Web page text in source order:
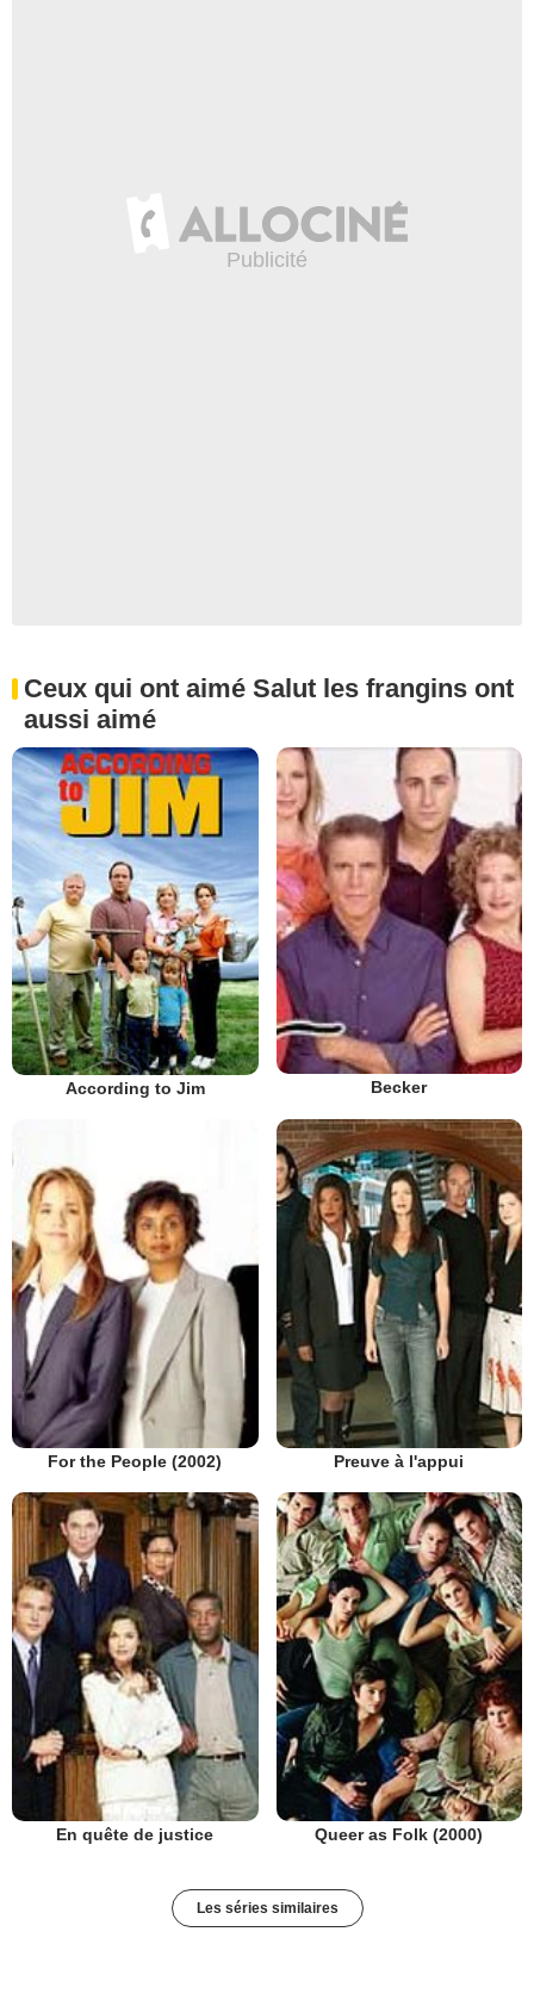
Ceux qui ont aimé Salut les frangins ont
aussi aimé
According to Jim Becker
For the People (2002) Preuve à l'appui
En quête de justice Queer as Folk (2000)
Les séries similaires